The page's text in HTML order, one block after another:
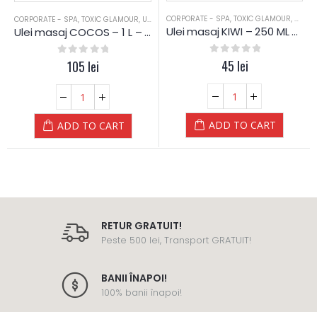
CORPORATE - SPA, TOXIC GLAMOUR, ULEI MASAJ
Ulei masaj COCOS – 1 L – Diamond
out of 5
105 lei
ADD TO CART
CORPORATE - SPA, TOXIC GLAMOUR, ULEI
Ulei masaj KIWI – 250 ML – Diamond
out of 5
45 lei
ADD TO CART
RETUR GRATUIT!
Peste 500 lei, Transport GRATUIT!
BANII ÎNAPOI!
100% banii înapoi!